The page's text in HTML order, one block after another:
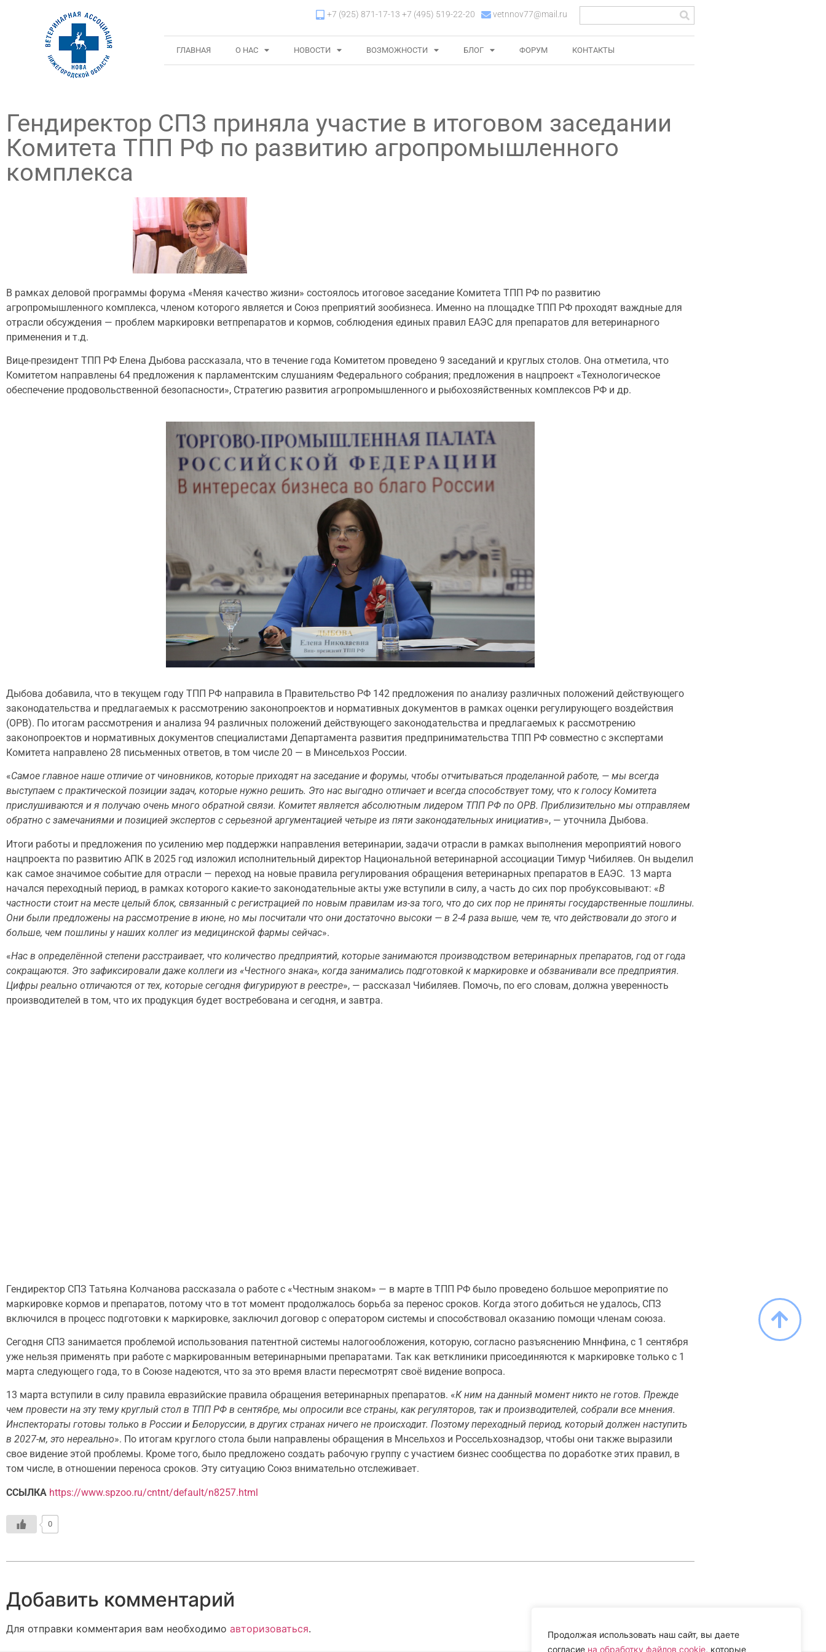
Продолжая использовать наш сайт, вы даете
согласие на обработку файлов cookie, которые
+7 (925) 871-17-13 +7 (495) 519-22-20 vetnnov77@mail.ru
ГЛАВНАЯ О НАС НОВОСТИ ВОЗМОЖНОСТИ БЛОГ ФОРУМ КОНТАКТЫ
Гендиректор СПЗ приняла участие в итоговом заседании
Комитета ТПП РФ по развитию агропромышленного
комплекса
В рамках деловой программы форума «Меняя качество жизни» состоялось итоговое заседание Комитета ТПП РФ по развитию
агропромышленного комплекса, членом которого является и Союз преприятий зообизнеса. Именно на площадке ТПП РФ проходят важдные для
отрасли обсуждения — проблем маркировки ветпрепаратов и кормов, соблюдения единых правил ЕАЭС для препаратов для ветеринарного
применения и т.д.
Вице-президент ТПП РФ Елена Дыбова рассказала, что в течение года Комитетом проведено 9 заседаний и круглых столов. Она отметила, что
Комитетом направлены 64 предложения к парламентским слушаниям Федерального собрания; предложения в нацпроект «Технологическое
обеспечение продовольственной безопасности», Стратегию развития агропромышленного и рыбохозяйственных комплексов РФ и др.
Дыбова добавила, что в текущем году ТПП РФ направила в Правительство РФ 142 предложения по анализу различных положений действующего
законодательства и предлагаемых к рассмотрению законопроектов и нормативных документов в рамках оценки регулирующего воздействия
(ОРВ). По итогам рассмотрения и анализа 94 различных положений действующего законодательства и предлагаемых к рассмотрению
законопроектов и нормативных документов специалистами Департамента развития предпринимательства ТПП РФ совместно с экспертами
Комитета направлено 28 письменных ответов, в том числе 20 — в Минсельхоз России.
«Самое главное наше отличие от чиновников, которые приходят на заседание и форумы, чтобы отчитываться проделанной работе, — мы всегда
выступаем с практической позиции задач, которые нужно решить. Это нас выгодно отличает и всегда способствует тому, что к голосу Комитета
прислушиваются и я получаю очень много обратной связи. Комитет является абсолютным лидером ТПП РФ по ОРВ. Приблизительно мы отправляем
обратно с замечаниями и позицией экспертов с серьезной аргументацией четыре из пяти законодательных инициатив», — уточнила Дыбова.
Итоги работы и предложения по усилению мер поддержки направления ветеринарии, задачи отрасли в рамках выполнения мероприятий нового
нацпроекта по развитию АПК в 2025 год изложил исполнительный директор Национальной ветеринарной ассоциации Тимур Чибиляев. Он выделил
как самое значимое событие для отрасли — переход на новые правила регулирования обращения ветеринарных препаратов в ЕАЭС. 13 марта
начался переходный период, в рамках которого какие-то законодательные акты уже вступили в силу, а часть до сих пор пробуксовывают: «В
частности стоит на месте целый блок, связанный с регистрацией по новым правилам из-за того, что до сих пор не приняты государственные пошлины.
Они были предложены на рассмотрение в июне, но мы посчитали что они достаточно высоки — в 2-4 раза выше, чем те, что действовали до этого и
больше, чем пошлины у наших коллег из медицинской фармы сейчас».
«Нас в определённой степени расстраивает, что количество предприятий, которые занимаются производством ветеринарных препаратов, год от года
сокращаются. Это зафиксировали даже коллеги из «Честного знака», когда занимались подготовкой к маркировке и обзванивали все предприятия.
Цифры реально отличаются от тех, которые сегодня фигурируют в реестре», — рассказал Чибиляев. Помочь, по его словам, должна уверенность
производителей в том, что их продукция будет востребована и сегодня, и завтра.
Гендиректор СПЗ Татьяна Колчанова рассказала о работе с «Честным знаком» — в марте в ТПП РФ было проведено большое мероприятие по
маркировке кормов и препаратов, потому что в тот момент продолжалось борьба за перенос сроков. Когда этого добиться не удалось, СПЗ
включился в процесс подготовки к маркировке, заключил договор с оператором системы и способствовал оказанию помощи членам союза.
Сегодня СПЗ занимается проблемой использования патентной системы налогообложения, которую, согласно разъяснению Мннфина, с 1 сентября
уже нельзя применять при работе с маркированным ветеринарными препаратами. Так как ветклиники присоединяются к маркировке только с 1
марта следующего года, то в Союзе надеются, что за это время власти пересмотрят своё видение вопроса.
13 марта вступили в силу правила евразийские правила обращения ветеринарных препаратов. «К ним на данный момент никто не готов. Прежде
чем провести на эту тему круглый стол в ТПП РФ в сентябре, мы опросили все страны, как регуляторов, так и производителей, собрали все мнения.
Инспектораты готовы только в России и Белоруссии, в других странах ничего не происходит. Поэтому переходный период, который должен наступить
в 2027-м, это нереально». По итогам круглого стола были направлены обращения в Мнсельхоз и Россельхознадзор, чтобы они также выразили
свое видение этой проблемы. Кроме того, было предложено создать рабочую группу с участием бизнес сообщества по доработке этих правил, в
том числе, в отношении переноса сроков. Эту ситуацию Союз внимательно отслеживает.
ССЫЛКА https://www.spzoo.ru/cntnt/default/n8257.html
0
Добавить комментарий
Для отправки комментария вам необходимо авторизоваться.